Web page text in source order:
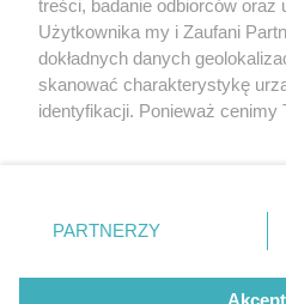
zapoznać się z:
polityką prywatności
Twojemiasto
Piekary Śląskie
Chorzów
Tarnowskie Góry
Gliwice
treści, badanie odbiorców oraz
Użytkownika my i Zaufani
dokładnych danych
skanować charakterystykę
identyfikacji. Ponieważ
prywatności znajdujący się w
. Niektóre rodzaje
zgody użytkownika, ale masz
takiemu przetwarzaniu.
PARTNERZY